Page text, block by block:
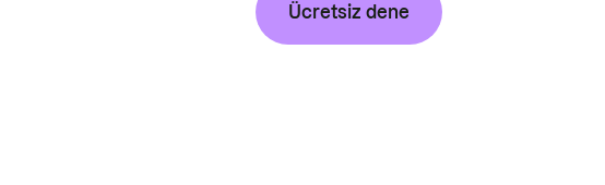
Ücretsiz dene